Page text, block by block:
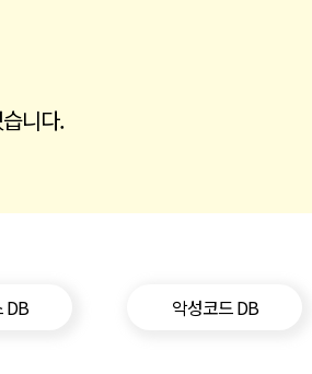
니다.
DB 악성코드 DB